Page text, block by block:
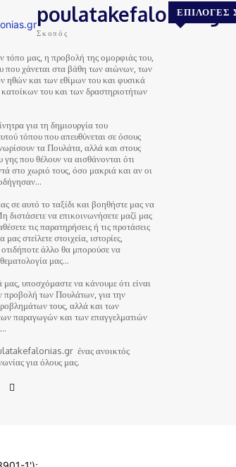
poulatakefalonias.gr
Σκοπός
τόπο μας, η προβολή της ομορφιάς του,
που χάνεται στα βάθη των αιώνων, των
ηθών και των εθίμων του και φυσικά
του και των δραστηριοτήτων
για τη δημιουργία του
τόπου που απευθύνεται σε όσους
τα Πουλάτα, αλλά και στους
που θέλουν να αισθάνονται ότι
στο χωριό τους, όσο μακριά και αν οι
σε αυτό το ταξίδι και βοηθήστε μας να
διστάσετε να επικοινωνήσετε μαζί μας
τις παρατηρήσεις ή τις προτάσεις
στείλετε στοιχεία, ιστορίες,
άλλο θα μπορούσε να
μας…
υποσχόμαστε να κάνουμε ότι είναι
προβολή των Πουλάτων, για την
τους, αλλά και των
παραγωγών και των επαγγελματιών
ένας ανοικτός
για όλους μας.
ΕΠΙΛΟΓΈΣ